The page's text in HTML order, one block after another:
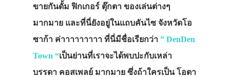
ขายกันดั้ม ฟิกเกอร์ ตุ๊กตา ของเล่นต่างๆ
มากมาย และที่นี่ยังอยู่ในแถบคันไซ จังหวัดโอ
ซาก้า ค่าาาาาาาาา ที่นี่มีชื่อเรียกว่า ” DenDen
Town “เป็นย่านที่เราจะได้พบปะกับเหล่า
บรรดา คอสเพลย์ มากมาย ซึ่งถ้าใครเป็น โอตา